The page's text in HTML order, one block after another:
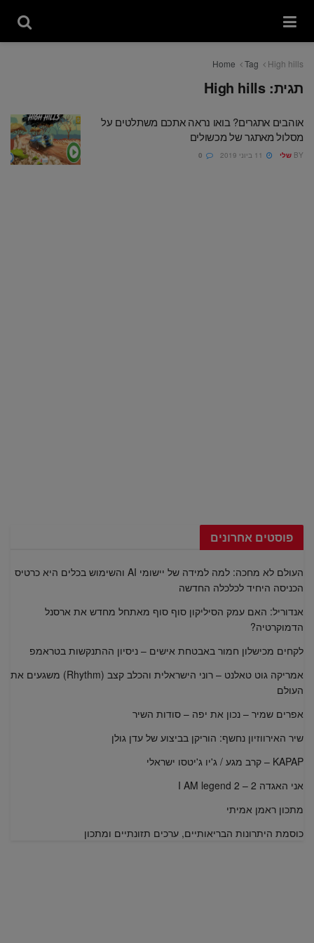
Home Tag High hills
תגית:High hills
אוהבים אתגרים? בואו נראה אתכם משתלטים על
מסלול מאתגר של מכשולים
BY שלי
פוסטים אחרונים
העולם לא מחכה: למה למידה של יישומי AI והשימוש בכלים היא כרטיס
הכניסה היחיד לכלכלה החדשה
אנדוריל: האם עמק הסיליקון סוף סוף מאתחל מחדש את ארסנל
הדמוקרטיה?
לקחים מכישלון חמור באבטחת אישים – ניסיון ההתנקשות בטראמפ
אמריקה גוט טאלנט – רוני הישראלית והכלב קצב (Rhythm) משגעים את
העולם
אפרים שמיר – נכון את יפה – סודות השיר
שיר האירווזיון נחשף: הוריקן בביצוע של עדן גולן
KAPAP – קרב מגע / ג'יו ג'יטסו ישראלי
אני האגדה 2 – I AM legend 2
מתכון ראמן אמיתי
כוסמת היתרונות הבריאותיים, ערכים תזונתיים ומתכון